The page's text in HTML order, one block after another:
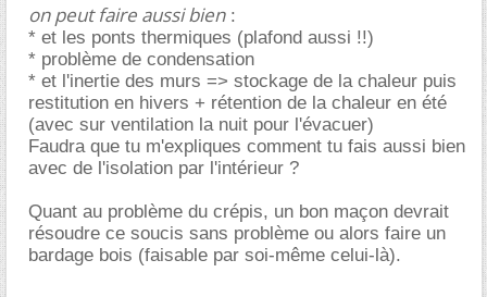
on peut faire aussi bien:
* et les ponts thermiques (plafond aussi !!)
* problème de condensation
* et l'inertie des murs => stockage de la chaleur puis
restitution en hivers + rétention de la chaleur en été
(avec sur ventilation la nuit pour l'évacuer)
Faudra que tu m'expliques comment tu fais aussi bien
avec de l'isolation par l'intérieur ?
Quant au problème du crépis, un bon maçon devrait
résoudre ce soucis sans problème ou alors faire un
bardage bois (faisable par soi-même celui-là).